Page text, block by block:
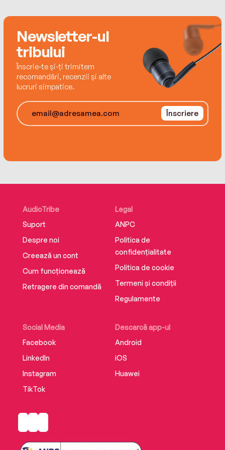
Copyright © 2011 by David Perlmutter and
ISBN 978-606-639-495-6
Newsletter-ul
tribului
Înscrie-te și-ți trimitem
recomandări, recenzii și alte
lucruri simpatice.
Înscriere
AudioTribe
Suport
Despre noi
Creează un cont
Cum funcționează
Retragere din comandă
Social Media
Facebook
LinkedIn
Instagram
TikTok
Descarcă app-ul
Android
iOS
Huawei
Legal
ANPC
Politica de
confidențialitate
Politica de cookie
Termeni și condiții
Regulamente